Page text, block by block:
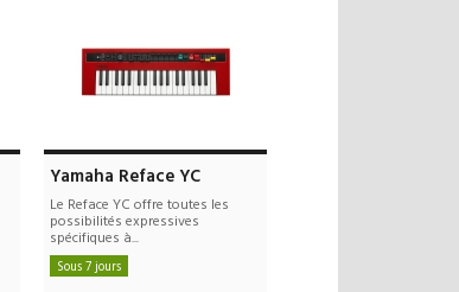
Yamaha Reface YC
Le Reface YC offre toutes les
possibilités expressives
spécifiques à...
Sous 7 jours